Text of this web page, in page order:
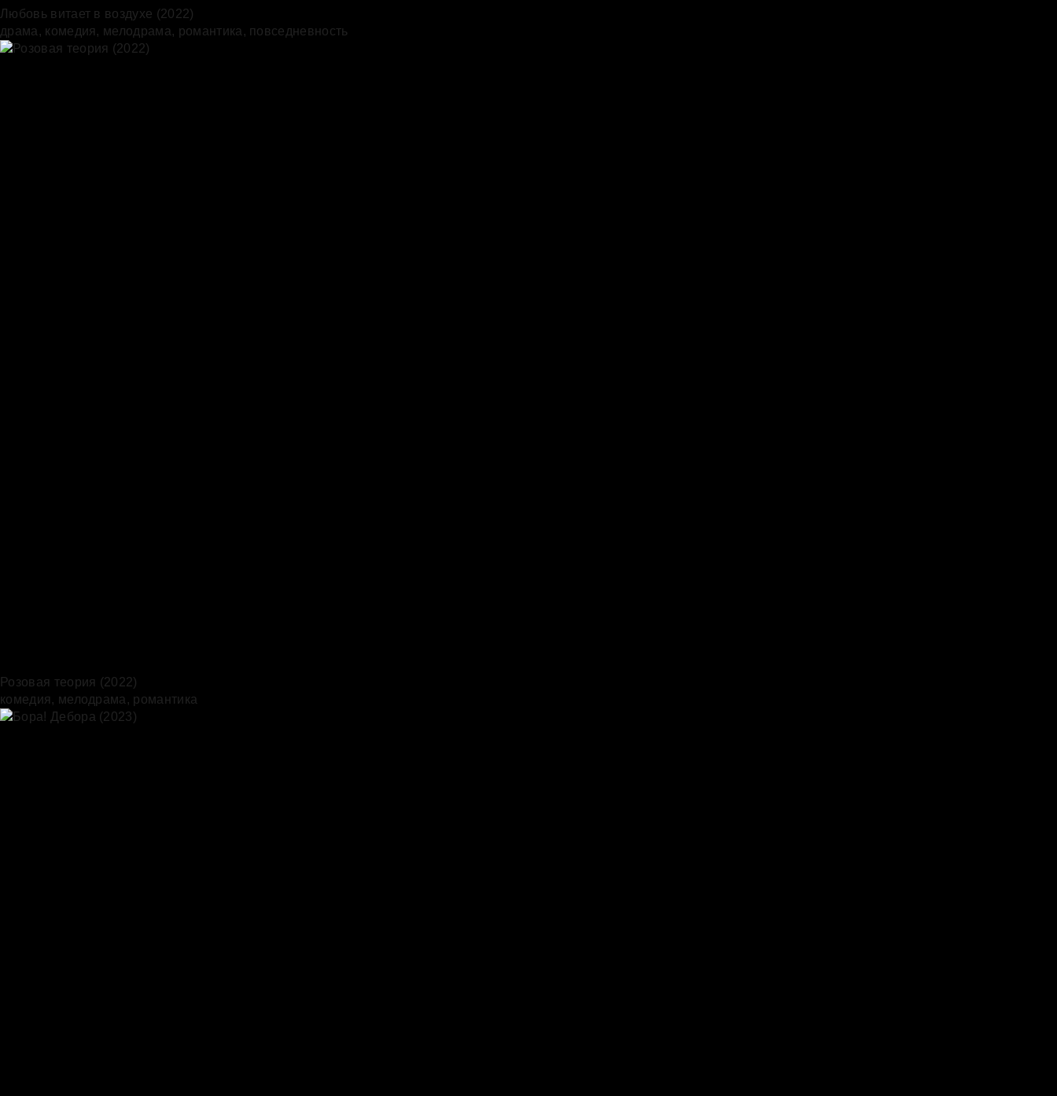
Любовь витает в воздухе (2022)
драма, комедия, мелодрама, романтика, повседневность
Розовая теория (2022)
комедия, мелодрама, романтика